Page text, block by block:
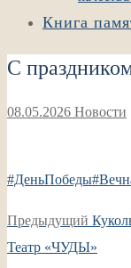
Книга
С
08.05.2026 Новости
#ДеньПобеды
Навигация
по
Предыдущий
запись:
Театр «ЧУДЫ»